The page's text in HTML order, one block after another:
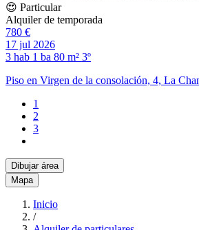
😍 Particular
Alquiler de temporada
780 €
17 jul 2026
3 hab 1 ba 80 m² 3º
Piso en Virgen de la consolación, 4, La
1
2
3
Dibujar área
Mapa
Inicio
/